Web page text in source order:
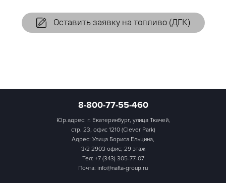
Оставить заявку на топливо (ДГК)
8-800-77-55-460
Юр.адрес: г. Екатеринбург, улица Ткачей,
стр. 23, офис 1210 (Clever Park)
Адрес: Улица Бориса Ельцина,
3/2 2903 офис; 29 этаж
Тел: +7 (343) 305-77-07
Почта: info@nafta-group.ru